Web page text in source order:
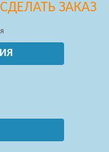
ЗАКАЗ